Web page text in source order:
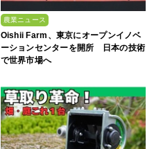
農業ニュース
Oishii Farm、東京にオープンイノベ
ーションセンターを開所 日本の技術
で世界市場へ